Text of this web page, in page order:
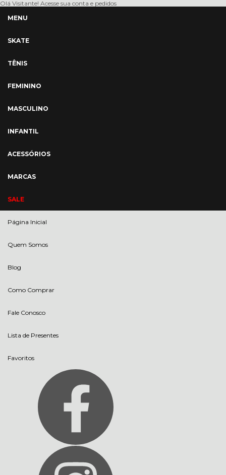
Olá Visitante! Acesse sua conta e pedidos
MENU
SKATE
TÊNIS
FEMININO
MASCULINO
INFANTIL
ACESSÓRIOS
MARCAS
SALE
Página Inicial
Quem Somos
Blog
Como Comprar
Fale Conosco
Lista de Presentes
Favoritos